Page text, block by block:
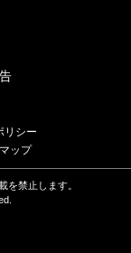
リシー
ップ
を禁止します。